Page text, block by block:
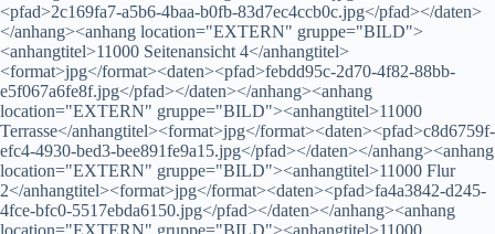
<pfad>2c169fa7-a5b6-4baa-b0fb-83d7ec4ccb0c.jpg</pfad></daten>
</anhang><anhang location="EXTERN" gruppe="BILD">
<anhangtitel>11000 Seitenansicht 4</anhangtitel>
<format>jpg</format><daten><pfad>febdd95c-2d70-4f82-88bb-
e5f067a6fe8f.jpg</pfad></daten></anhang><anhang
location="EXTERN" gruppe="BILD"><anhangtitel>11000
Terrasse</anhangtitel><format>jpg</format><daten><pfad>c8d6759f-
efc4-4930-bed3-bee891fe9a15.jpg</pfad></daten></anhang><anhang
location="EXTERN" gruppe="BILD"><anhangtitel>11000 Flur
2</anhangtitel><format>jpg</format><daten><pfad>fa4a3842-d245-
4fce-bfc0-5517ebda6150.jpg</pfad></daten></anhang><anhang
location="EXTERN" gruppe="BILD"><anhangtitel>11000